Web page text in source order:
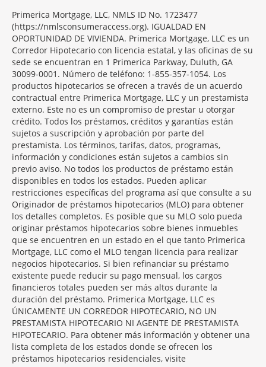
Primerica Mortgage, LLC, NMLS ID No. 1723477
(https://nmlsconsumeraccess.org). IGUALDAD EN
OPORTUNIDAD DE VIVIENDA. Primerica Mortgage, LLC es un
Corredor Hipotecario con licencia estatal, y las oficinas de su
sede se encuentran en 1 Primerica Parkway, Duluth, GA
30099-0001. Número de teléfono: 1-855-357-1054. Los
productos hipotecarios se ofrecen a través de un acuerdo
contractual entre Primerica Mortgage, LLC y un prestamista
externo. Este no es un compromiso de prestar u otorgar
crédito. Todos los préstamos, créditos y garantías están
sujetos a suscripción y aprobación por parte del
prestamista. Los términos, tarifas, datos, programas,
información y condiciones están sujetos a cambios sin
previo aviso. No todos los productos de préstamo están
disponibles en todos los estados. Pueden aplicar
restricciones específicas del programa así que consulte a su
Originador de préstamos hipotecarios (MLO) para obtener
los detalles completos. Es posible que su MLO solo pueda
originar préstamos hipotecarios sobre bienes inmuebles
que se encuentren en un estado en el que tanto Primerica
Mortgage, LLC como el MLO tengan licencia para realizar
negocios hipotecarios. Si bien refinanciar su préstamo
existente puede reducir su pago mensual, los cargos
financieros totales pueden ser más altos durante la
duración del préstamo. Primerica Mortgage, LLC es
ÚNICAMENTE UN CORREDOR HIPOTECARIO, NO UN
PRESTAMISTA HIPOTECARIO NI AGENTE DE PRESTAMISTA
HIPOTECARIO. Para obtener más información y obtener una
lista completa de los estados donde se ofrecen los
préstamos hipotecarios residenciales, visite